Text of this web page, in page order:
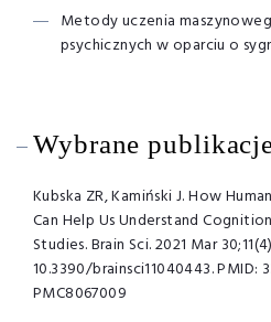
Metody uczenia
psychicznych w oparciu o
Wybrane
Kubska ZR, Kamiński J. How
Can Help Us Understand
Studies. Brain Sci. 2021 Mar
10.3390/brainsci11040443. PMID:
PMC8067009